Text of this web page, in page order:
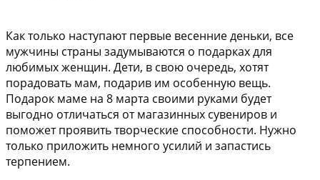
Как только наступают первые весенние деньки, все
мужчины страны задумываются о подарках для
любимых женщин. Дети, в свою очередь, хотят
порадовать мам, подарив им особенную вещь.
Подарок маме на 8 марта своими руками будет
выгодно отличаться от магазинных сувениров и
поможет проявить творческие способности. Нужно
только приложить немного усилий и запастись
терпением.